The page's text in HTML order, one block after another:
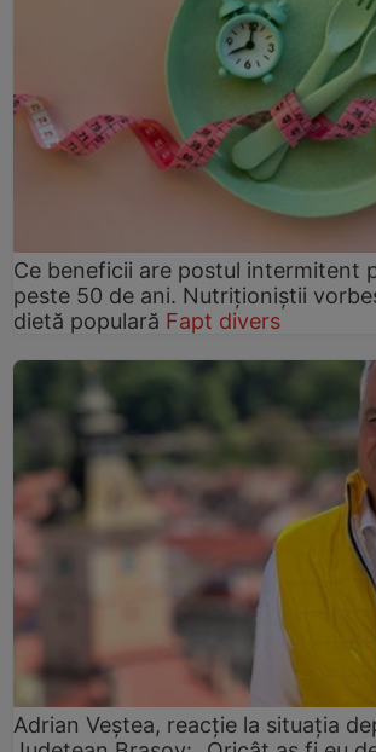
Ce beneficii are postul intermitent
peste 50 de ani. Nutriționiștii
dietă populară Fapt divers
Adrian Veștea, reacție la situația